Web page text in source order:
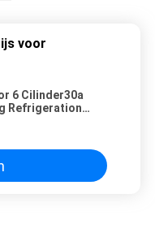
voor
6 Cilinder30a
Refrigeration